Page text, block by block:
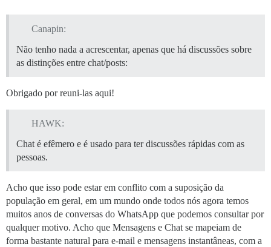
Canapin:
Não tenho nada a acrescentar, apenas que há discussões sobre
as distinções entre chat/posts:
Obrigado por reuni-las aqui!
HAWK:
Chat é efêmero e é usado para ter discussões rápidas com as
pessoas.
Acho que isso pode estar em conflito com a suposição da
população em geral, em um mundo onde todos nós agora temos
muitos anos de conversas do WhatsApp que podemos consultar por
qualquer motivo. Acho que Mensagens e Chat se mapeiam de
forma bastante natural para e-mail e mensagens instantâneas, com a